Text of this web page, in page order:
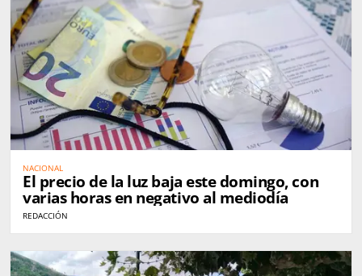
NACIONAL
El precio de la luz baja este domingo, con
varias horas en negativo al mediodía
REDACCIÓN